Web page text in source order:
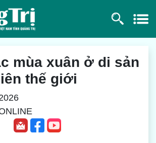
mùa xuân ở di sản
thế giới